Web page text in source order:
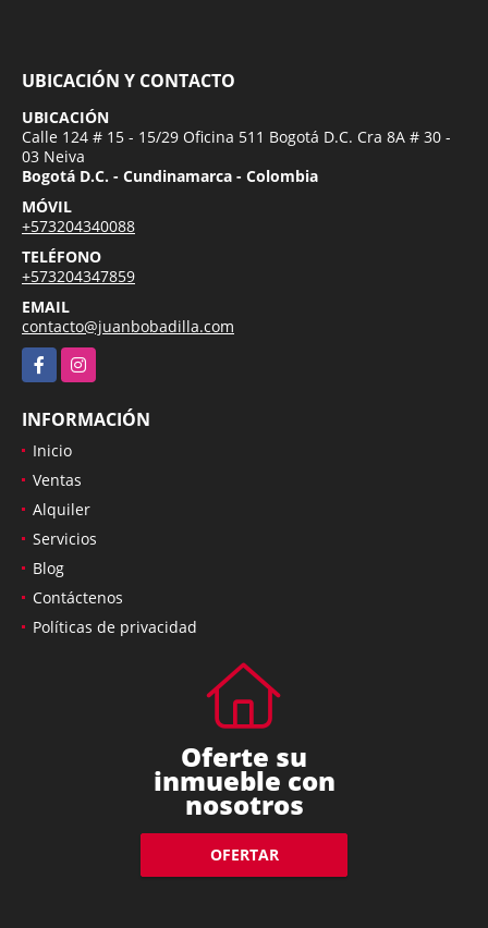
UBICACIÓN Y CONTACTO
UBICACIÓN
Calle 124 # 15 - 15/29 Oficina 511 Bogotá D.C. Cra 8A # 30 -
03 Neiva
Bogotá D.C. - Cundinamarca - Colombia
MÓVIL
+573204340088
TELÉFONO
+573204347859
EMAIL
contacto@juanbobadilla.com
FacebookInstagram
INFORMACIÓN
Inicio
Ventas
Alquiler
Servicios
Blog
Contáctenos
Políticas de privacidad
Oferte su
inmueble con
nosotros
OFERTAR